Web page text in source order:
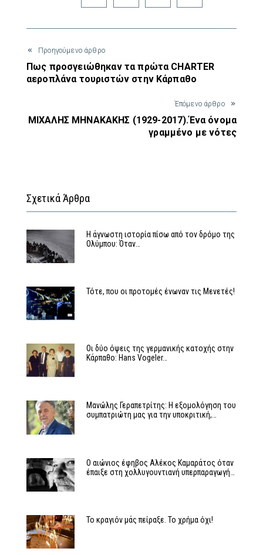
Προηγούμενο άρθρο
Πως προσγειώθηκαν τα πρώτα CHARTER
αεροπλάνα τουριστών στην Κάρπαθο
Έπόμενο άρθρο
ΜΙΧΑΛΗΣ ΜΗΝΑΚΑΚΗΣ (1929-2017).Ένα όνομα
γραμμένο με νότες
Σχετικά Άρθρα
Η άγνωστη ιστορία πίσω από τον δρόμο της
Ολύμπου: Όταν…
Τότε, που οι προτομές ένωναν τις Μενετές!
Οι δύο όψεις της γερμανικής κατοχής στην
Κάρπαθο: Hans Vogeler…
Μανώλης Γεραπετρίτης: Η εξομολόγηση του
συμπατριώτη μας για την υποκριτική,…
Ο αιώνιος έφηβος Αλέκος Καμαράτος όταν
έπαιξε στη χολλυγουντιανή υπερπαραγωγή…
Το κραγιόν μάς πείραξε. Το χρήμα όχι!